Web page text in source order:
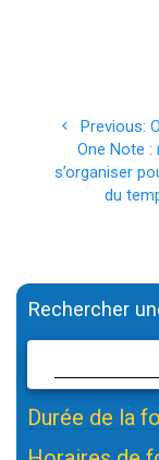
l’article
Previous:
One Note :
s’organiser
du
Rechercher
Durée de la